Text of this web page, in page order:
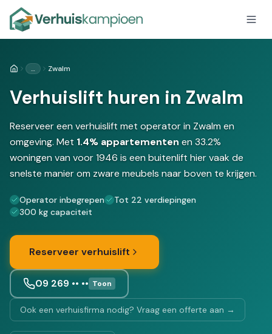
Home… Zwalm
Verhuislift huren in Zwalm
Reserveer een verhuislift met operator in Zwalm en
omgeving. Met 1.4% appartementen en 33.2%
woningen van voor 1946 is een buitenlift hier vaak de
snelste manier om zware meubels naar boven te krijgen.
Operator inbegrepen
Tot 22 verdiepingen
300 kg capaciteit
Reserveer verhuislift
09 269 •• •• Toon
Ook een verhuisfirma nodig? Vraag een offerte aan →